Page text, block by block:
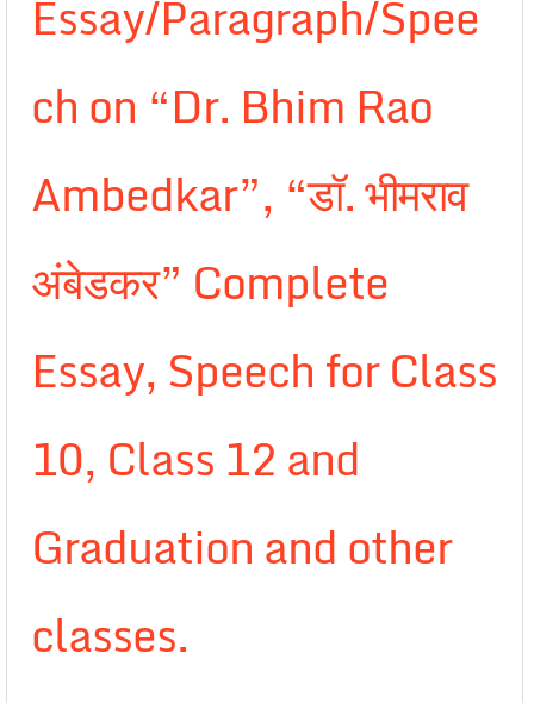
Essay/Paragraph/Spee
ch on “Dr. Bhim Rao
Ambedkar”, “डॉ. भीमराव
अंबेडकर” Complete
Essay, Speech for Class
10, Class 12 and
Graduation and other
classes.